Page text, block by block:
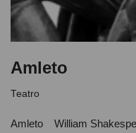
Amleto
Teatro
Amleto William